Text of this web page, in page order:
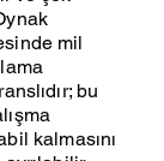
mil
bu
kalmasını